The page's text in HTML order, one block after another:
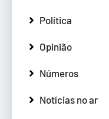
Política
Opinião
Números
Notícias no ar